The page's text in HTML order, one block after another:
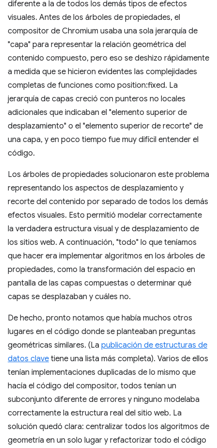
diferente a la de todos los demás tipos de efectos
visuales. Antes de los árboles de propiedades, el
compositor de Chromium usaba una sola jerarquía de
"capa" para representar la relación geométrica del
contenido compuesto, pero eso se deshizo rápidamente
a medida que se hicieron evidentes las complejidades
completas de funciones como position:fixed. La
jerarquía de capas creció con punteros no locales
adicionales que indicaban el "elemento superior de
desplazamiento" o el "elemento superior de recorte" de
una capa, y en poco tiempo fue muy difícil entender el
código.
Los árboles de propiedades solucionaron este problema
representando los aspectos de desplazamiento y
recorte del contenido por separado de todos los demás
efectos visuales. Esto permitió modelar correctamente
la verdadera estructura visual y de desplazamiento de
los sitios web. A continuación, "todo" lo que teníamos
que hacer era implementar algoritmos en los árboles de
propiedades, como la transformación del espacio en
pantalla de las capas compuestas o determinar qué
capas se desplazaban y cuáles no.
De hecho, pronto notamos que había muchos otros
lugares en el código donde se planteaban preguntas
geométricas similares. (La publicación de estructuras de
datos clave tiene una lista más completa). Varios de ellos
tenían implementaciones duplicadas de lo mismo que
hacía el código del compositor, todos tenían un
subconjunto diferente de errores y ninguno modelaba
correctamente la estructura real del sitio web. La
solución quedó clara: centralizar todos los algoritmos de
geometría en un solo lugar y refactorizar todo el código